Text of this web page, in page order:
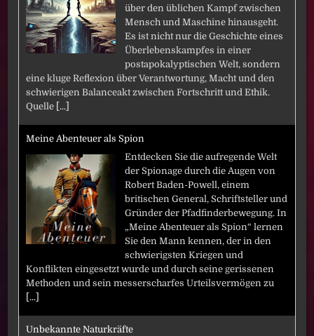
über den üblichen Kampf zwischen
Mensch und Maschine hinausgeht.
Es ist nicht nur die Geschichte eines
Überlebenskampfes in einer
postapokalyptischen Welt, sondern
eine kluge Reflexion über Verantwortung, Macht und den
schwierigen Balanceakt zwischen Fortschritt und Ethik.
Quelle [...]
Meine Abenteuer als Spion
Entdecken Sie die aufregende Welt
der Spionage durch die Augen von
Robert Baden-Powell, einem
britischen General, Schriftsteller und
Gründer der Pfadfinderbewegung. In
„Meine Abenteuer als Spion“ lernen
Sie den Mann kennen, der in den
schwierigsten Kriegen und
Konflikten eingesetzt wurde und durch seine gerissenen
Methoden und sein messerscharfes Urteilsvermögen zu
[...]
Unbekannte Naturkräfte